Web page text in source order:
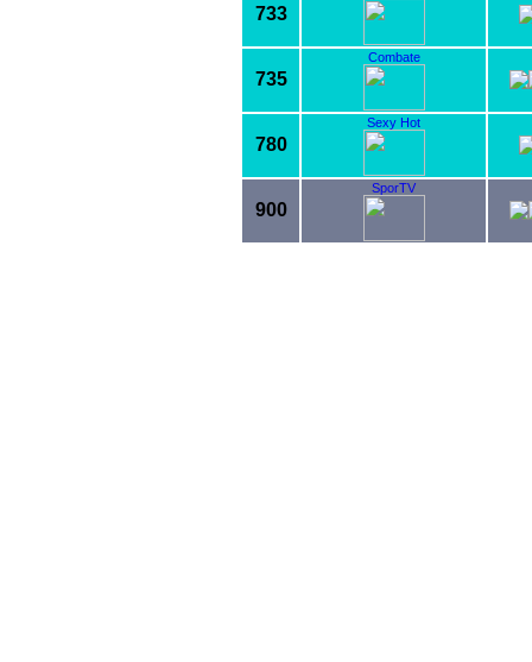
733
735
Combate
780
Sexy Hot
900
SporTV